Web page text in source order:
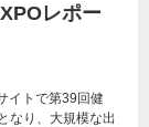
レポー
イトで第39回健
なり、大規模な出